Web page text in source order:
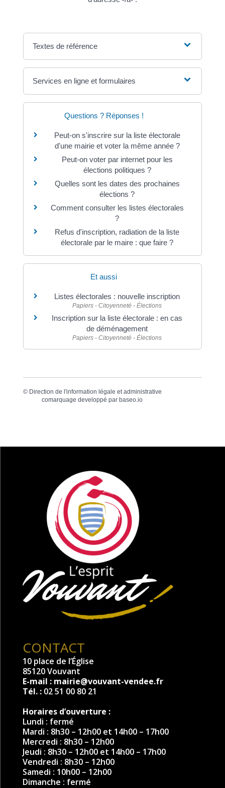
Textes de référence
Services en ligne et formulaires
Questions ? Réponses !
Peut-on s'inscrire sur la liste électorale
d'une mairie et voter la même année ?
Peut-on voter par internet pour les
élections politiques ?
Quelles sont les dates des prochaines
élections ?
Comment consulter les listes électorales
?
Refus d'inscription, radiation de la liste
électorale par le maire : que faire ?
Et aussi
Listes électorales : nouvelle inscription
Papiers - Citoyenneté - Élections
Inscription sur la liste électorale : en cas
de déménagement
Papiers - Citoyenneté - Élections
© Direction de l'information légale et administrative
comarquage developpé parbaseo.io
CONTACT
10 place de l’Église
85120 Vouvant
E-mail : mairie@vouvant-vendee.fr
Tél. : 02 51 00 80 21
Horaires d’ouverture :
Lundi : fermé
Mardi : 8h30 – 12h00 et 14h00 – 17h00
Mercredi : 8h30 – 12h00
Jeudi : 8h30 – 12h00 et 14h00 – 17h00
Vendredi : 8h30 – 12h00
Samedi : 10h00 – 12h00
Dimanche : fermé